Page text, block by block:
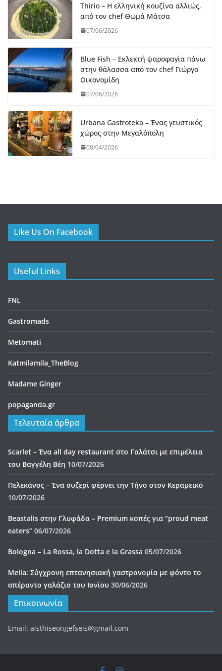
Thirio – Η ελληνική κουζίνα αλλιώς,
από τον chef Θωμά Μάτσα
07/06/2026
Blue Fish – Εκλεκτή ψαροφαγία πάνω
στην θάλασσα από τον chef Γιώργο
Οικονομίδη
07/06/2026
Urbana Gastroteka – Ένας γευστικός
χώρος στην Μεγαλόπολη
08/04/2026
Like Us On Facebook
Useful Links
FNL
Gastromads
Metomati
Katmilamila_TheBlog
Madame Ginger
popaganda.gr
Τελευταία άρθρα
Scarlet – Ένα all day restaurant στο Γαλάτσι με επιμέλεια
του Βαγγέλη Βέη 10/07/2026
Πελεκάνος – Ένα ουζερί φέρνει την Τήνο στον Κεραμεικό
10/07/2026
Beastalis στην Γλυφάδα – Premium κοπές για “proud meat
eaters” 06/07/2026
Bologna – La Rossa, la Dotta e la Grassa 05/07/2026
Melia: Σύγχρονη επτανησιακή γαστρονομία με φόντο το
απέραντο γαλάζιο του Ιονίου 30/06/2026
Επικοινωνία
Email: aisthiseongefseis@gmail.com